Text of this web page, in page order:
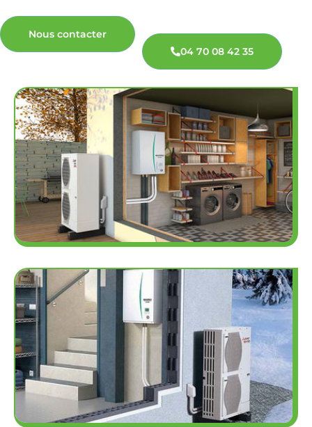
Nous contacter
04 70 08 42 35